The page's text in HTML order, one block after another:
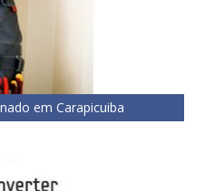
em Carapicuiba